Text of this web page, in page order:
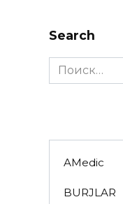
Search
Search
for:
AMedic
BURJLAR